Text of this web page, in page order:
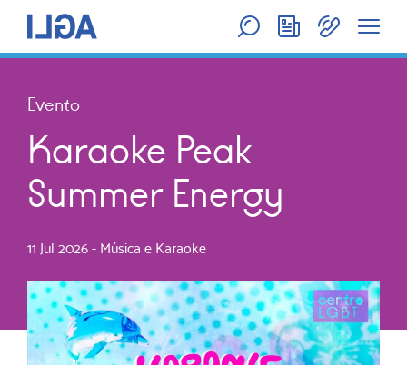
Evento
Karaoke Peak
Summer Energy
11 Jul 2026 - Música e Karaoke